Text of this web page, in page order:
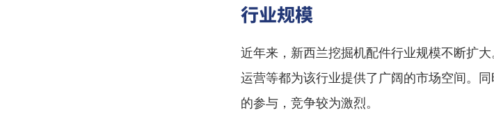
行业规模
近年来，新西兰挖掘机配件行业规模不断扩
运营等都为该行业提供了广阔的市场空间。
的参与，竞争较为激烈。